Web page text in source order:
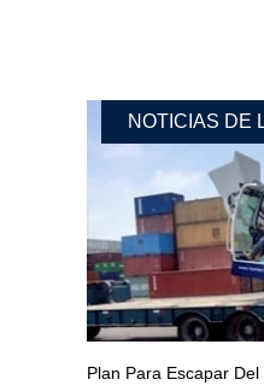
NOTICIAS DE
Plan Para Escapar